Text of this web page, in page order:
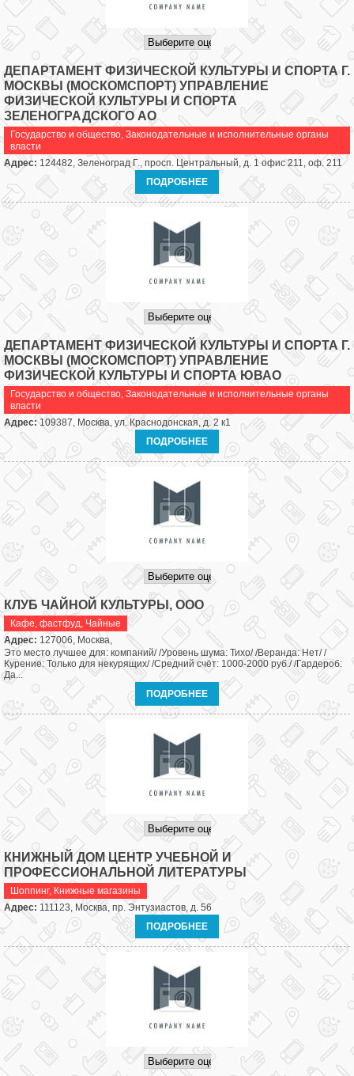
ДЕПАРТАМЕНТ ФИЗИЧЕСКОЙ КУЛЬТУРЫ И СПОРТА Г.
МОСКВЫ (МОСКОМСПОРТ) УПРАВЛЕНИЕ
ФИЗИЧЕСКОЙ КУЛЬТУРЫ И СПОРТА
ЗЕЛЕНОГРАДСКОГО АО
Государство и общество, Законодательные и исполнительные органы
власти
Адрес: 124482, Зеленоград Г., просп. Центральный, д. 1 офис 211, оф. 211
ПОДРОБНЕЕ
ДЕПАРТАМЕНТ ФИЗИЧЕСКОЙ КУЛЬТУРЫ И СПОРТА Г.
МОСКВЫ (МОСКОМСПОРТ) УПРАВЛЕНИЕ
ФИЗИЧЕСКОЙ КУЛЬТУРЫ И СПОРТА ЮВАО
Государство и общество, Законодательные и исполнительные органы
власти
Адрес:109387, Москва, ул. Краснодонская, д. 2 к1
ПОДРОБНЕЕ
КЛУБ ЧАЙНОЙ КУЛЬТУРЫ, ООО
Кафе, фастфуд, Чайные
Адрес: 127006, Москва,
Это место лучшее для: компаний/ /Уровень шума: Тихо/ /Веранда: Нет/ /
Курение: Только для некурящих/ /Средний счёт: 1000-2000 руб./ /Гардероб:
Да...
ПОДРОБНЕЕ
КНИЖНЫЙ ДОМ ЦЕНТР УЧЕБНОЙ И
ПРОФЕССИОНАЛЬНОЙ ЛИТЕРАТУРЫ
Шоппинг, Книжные магазины
Адрес: 111123, Москва, пр. Энтузиастов, д. 56
ПОДРОБНЕЕ